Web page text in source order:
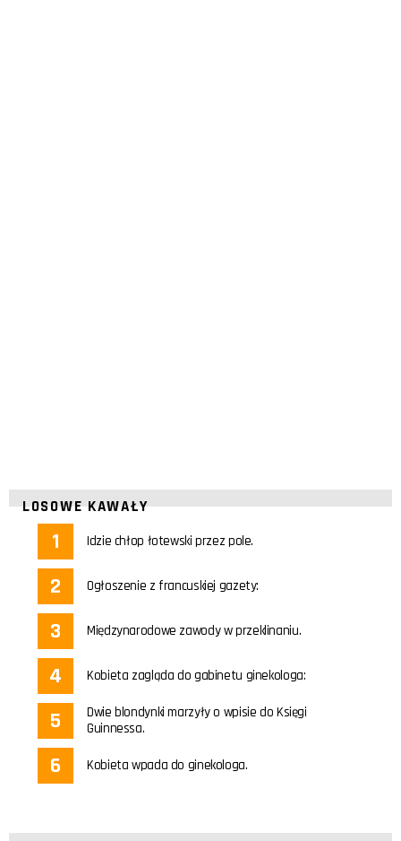
LOSOWE KAWAŁY
Idzie chłop łotewski przez pole.
Ogłoszenie z francuskiej gazety:
Międzynarodowe zawody w przeklinaniu.
Kobieta zagląda do gabinetu ginekologa:
Dwie blondynki marzyły o wpisie do Księgi
Guinnessa.
Kobieta wpada do ginekologa.